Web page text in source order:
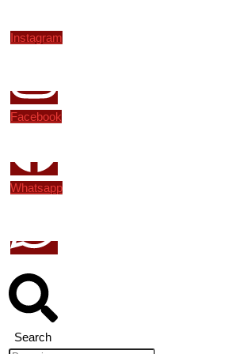
Instagram
Facebook
Whatsapp
Search